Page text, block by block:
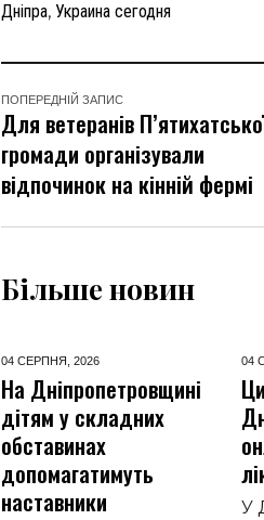
Дніпра, Украина сегодня
ПОПЕРЕДНІЙ ЗАПИС
Для ветеранів
громади організували
відпочинок на кінній фермі
Більше новин
04 СЕРПНЯ, 2026
На Дніпропетровщині
дітям у складних
обставинах
допомагатимуть
наставники
04
У